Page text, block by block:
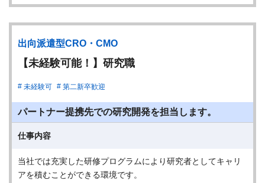
出向派遣型CRO・CMO
【未経験可能！】研究職
未経験可 第二新卒歓迎
パートナー提携先での研究開発を担当します。
仕事内容
当社では充実した研修プログラムにより研究者としてキャリ
アを積むことができる環境です。